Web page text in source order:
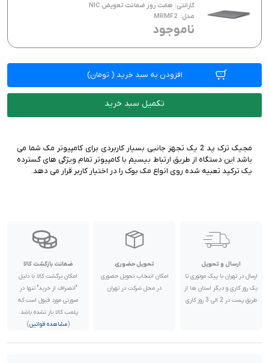
گارانتی: هفت روز ضمانت تعویض NIC
مدل: MRMF2
ناموجود
افزودن به سبد خرید ( تومان)
تکمیل سبد خرید
مجیک ترک پد 2 یک تجهز جانبی بسیار کاربردی برای کامپیوتر مک شما می
باشد این دستگاه از طریق ارتباط بیسیم با کامپیوتر تمام ویژگی های گسترده
یک ترکپد تعبیه شده روی انواع مک بوک را در اختیار کاربر قرار می دهد.
ارسال و تحویل
ارسال در تهران با پیک موتوری تا
یک روز کاری و دیگر استان ها از
طریق پست در 2 الی 3 روز کاری
تحویل حضوری
امکان انتخاب تحویل حضوری
در محل شرکت در تهران
ضمانت بازگشت کالا
امکان برگشت کالا با دلیل
"انصراف از خرید" تنها در
صورتی مورد قبول است که
پلمب کالا باز نشده باشد.
(مشاهده قوانین)